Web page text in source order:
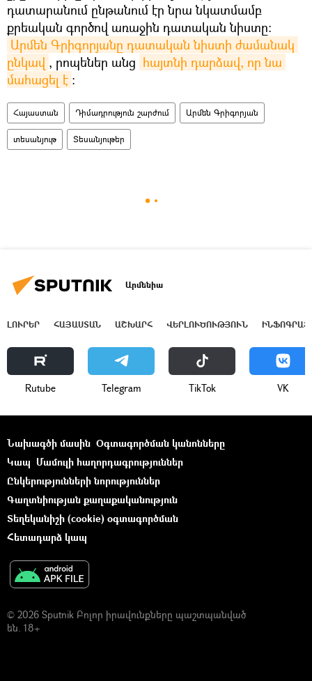
դատարանում ընթանում էր նրա նկատմամբ
քրեական գործով առաջին դատական նիստը։
Արմեն Գրիգորյանը դատական նիստի ժամանակ
ընկավ , րոպեներ անց հայտնի դարձավ, որ նա
մահացել է ։
Հայաստան Դիմադրություն շարժում Արմեն Գրիգորյան
տեսանյութ Տեսանյութեր
Արմենիա
ԼՈՒՐԵՐ ՀԱՅԱՍՏԱՆ ԱՇԽԱՐՀ ՎԵՐԼՈՒԾՈՒԹՅՈՒՆ
Rutube Telegram ТikТоk VK
Նախագծի մասին Օգտագործման կանոնները
Կապ Մամուլի հաղորդագրություններ
Ընկերությունների նորություններ
Գաղտնիության քաղաքականություն
Տեղեկանիշի (cookie) օգտագործման
Հետադարձ կապ
© 2026 Sputnik Բոլոր իրավունքները պաշտպանված
են. 18+